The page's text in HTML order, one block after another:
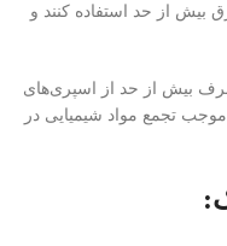
از حد استفاده کنند و
بیش از حد از اسپری‌های
تجمع مواد شیمیایی در